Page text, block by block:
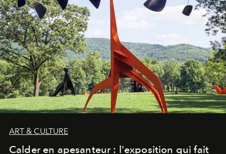
ART & CULTURE
Calder en apesanteur : l'exposition qui fait